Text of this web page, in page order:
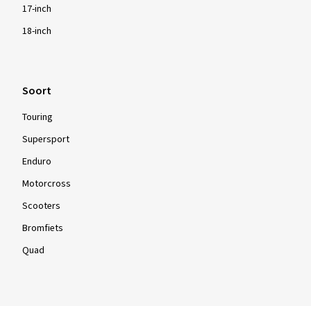
17-inch
18-inch
Soort
Touring
Supersport
Enduro
Motorcross
Scooters
Bromfiets
Quad